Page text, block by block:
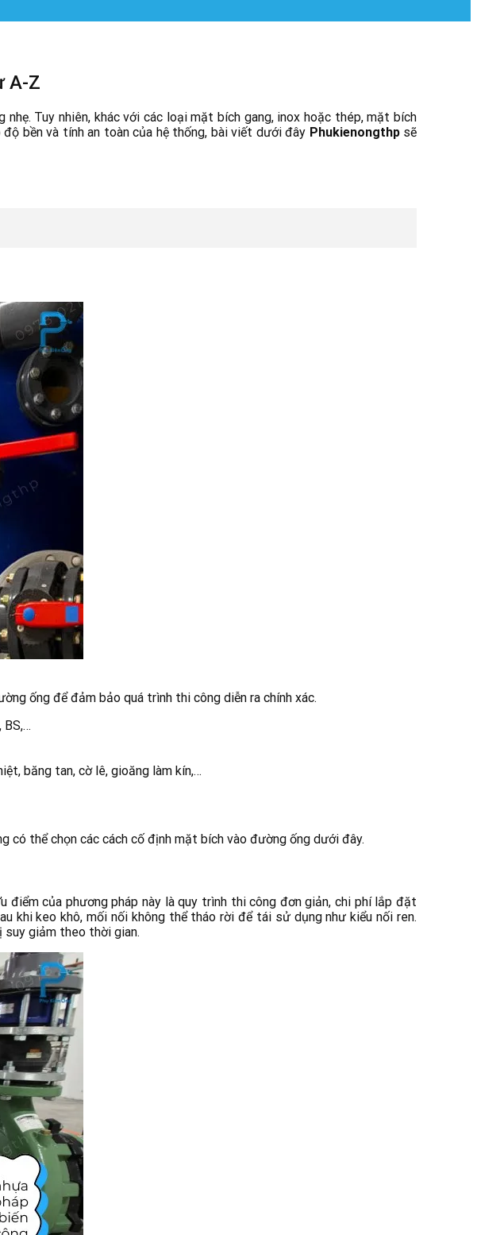
A-Z
Tuy nhiên, khác với các loại mặt bích gang, inox hoặc thép, mặt bích
bền và tính an toàn của hệ thống, bài viết dưới đây Phukienongthpsẽ
ống để đảm bảo quá trình thi công diễn ra chính xác.
BS,…
băng tan, cờ lê, gioăng làm kín,…
thể chọn các cách cố định mặt bích vào đường ống dưới đây.
điểm của phương pháp này là quy trình thi công đơn giản, chi phí lắp đặt
khi keo khô, mối nối không thể tháo rời để tái sử dụng như kiểu nối ren.
suy giảm theo thời gian.